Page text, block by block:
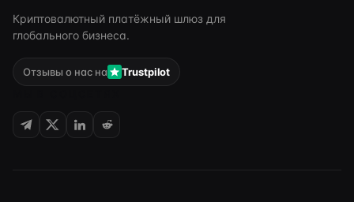
Криптовалютный платёжный шлюз для
глобального бизнеса.
Отзывы о нас на
Trustpilot